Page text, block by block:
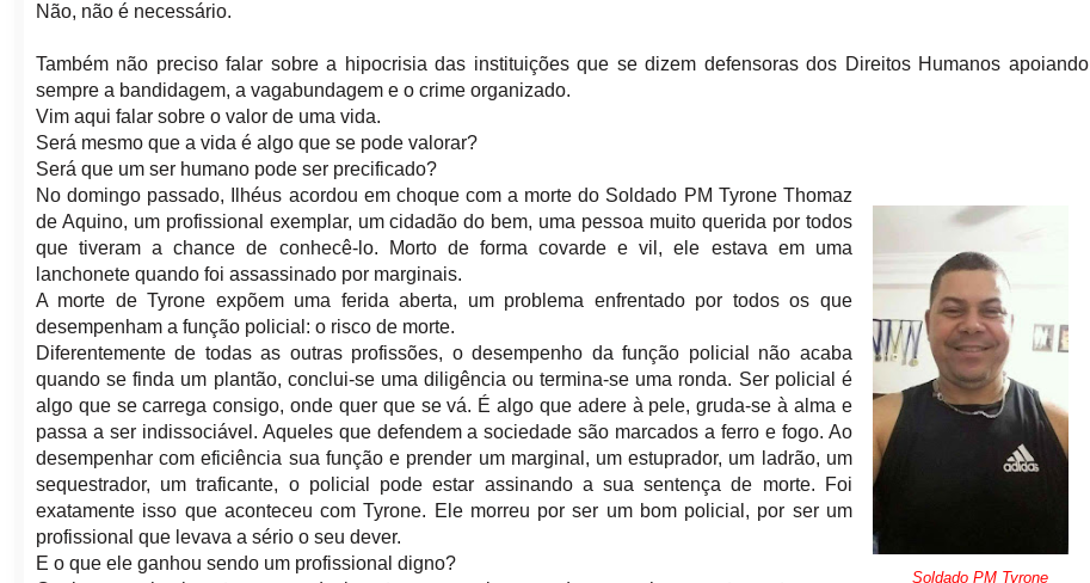
Não, não é necessário.
Também não preciso falar sobre a hipocrisia das instituições que se dizem defensoras dos Direitos Humanos apoiando
sempre a bandidagem, a vagabundagem e o crime organizado.
Vim aqui falar sobre o valor de uma vida.
Será mesmo que a vida é algo que se pode valorar?
Será que um ser humano pode ser precificado?
Soldado PM Tyrone
No domingo passado, Ilhéus acordou em choque com a morte do Soldado PM Tyrone Thomaz
de Aquino, um profissional exemplar, um cidadão do bem, uma pessoa muito querida por todos
que tiveram a chance de conhecê-lo. Morto de forma covarde e vil, ele estava em uma
lanchonete quando foi assassinado por marginais.
A morte de Tyrone expõem uma ferida aberta, um problema enfrentado por todos os que
desempenham a função policial: o risco de morte.
Diferentemente de todas as outras profissões, o desempenho da função policial não acaba
quando se finda um plantão, conclui-se uma diligência ou termina-se uma ronda. Ser policial é
algo que se carrega consigo, onde quer que se vá. É algo que adere à pele, gruda-se à alma e
passa a ser indissociável. Aqueles que defendem a sociedade são marcados a ferro e fogo. Ao
desempenhar com eficiência sua função e prender um marginal, um estuprador, um ladrão, um
sequestrador, um traficante, o policial pode estar assinando a sua sentença de morte. Foi
exatamente isso que aconteceu com Tyrone. Ele morreu por ser um bom policial, por ser um
profissional que levava a sério o seu dever.
E o que ele ganhou sendo um profissional digno?